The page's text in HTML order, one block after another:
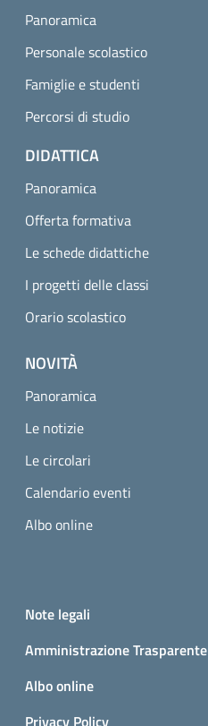
Panoramica
Personale scolastico
Famiglie e studenti
Percorsi di studio
DIDATTICA
Panoramica
Offerta formativa
Le schede didattiche
I progetti delle classi
Orario scolastico
NOVITÀ
Panoramica
Le notizie
Le circolari
Calendario eventi
Albo online
Small prints
Note legali
Amministrazione Trasparente
Albo online
Privacy Policy